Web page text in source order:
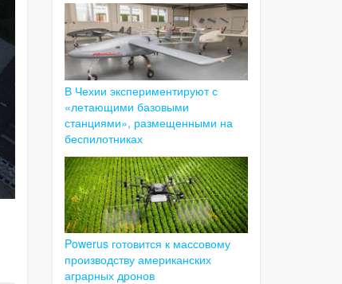
В Чехии экспериментируют с
«летающими базовыми
станциями», размещенными на
беспилотниках
Powerus готовится к массовому
производству американских
аграрных дронов